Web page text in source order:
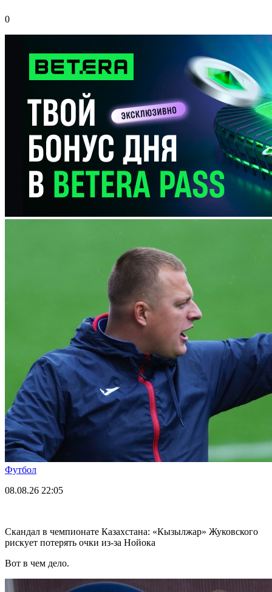
0
Футбол
08.08.26 22:05
Скандал в чемпионате Казахстана: «Кызылжар» Жуковского
рискует потерять очки из-за Нойока
Вот в чем дело.